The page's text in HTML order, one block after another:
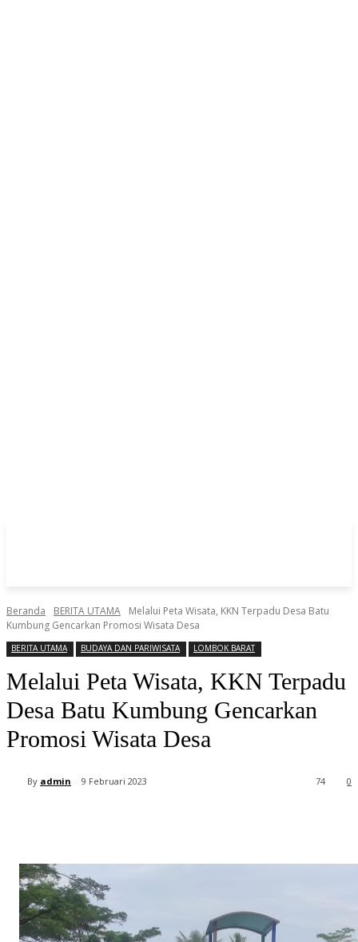
Beranda BERITA UTAMA
Melalui Peta Wisata, KKN Terpadu Desa Batu
Kumbung Gencarkan Promosi Wisata Desa
BERITA UTAMA BUDAYA DAN PARIWISATA LOMBOK BARAT
Melalui Peta Wisata, KKN Terpadu
Desa Batu Kumbung Gencarkan
Promosi Wisata Desa
By admin 9 Februari 2023 0
74